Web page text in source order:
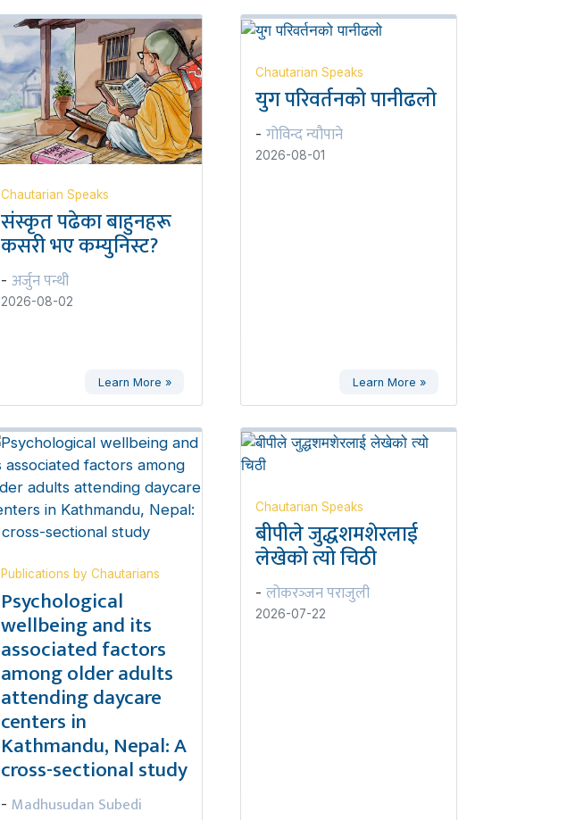
Chautarian Speaks
संस्कृत पढेका बाहुनहरू
कसरी भए कम्युनिस्ट?
- अर्जुन पन्थी
2026-08-02
Learn More »
Chautarian Speaks
युग परिवर्तनको पानीढलो
- गोविन्द न्यौपाने
2026-08-01
Learn More »
Publications by Chautarians
Psychological
wellbeing and its
associated factors
among older adults
attending daycare
centers in
Kathmandu, Nepal: A
cross-sectional study
- Madhusudan Subedi
Chautarian Speaks
बीपीले जुद्धशमशेरलाई
लेखेको त्यो चिठी
- लोकरञ्‍जन पराजुली
2026-07-22